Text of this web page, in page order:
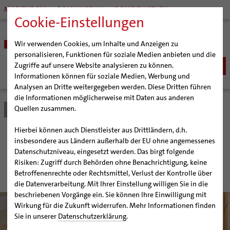
Cookie-Einstellungen
Wir verwenden Cookies, um Inhalte und Anzeigen zu
personalisieren, Funktionen für soziale Medien anbieten und die
Zugriffe auf unsere Website analysieren zu können.
Informationen können für soziale Medien, Werbung und
Analysen an Dritte weitergegeben werden. Diese Dritten führen
die Informationen möglicherweise mit Daten aus anderen
Quellen zusammen.
Hierbei können auch Dienstleister aus Drittländern, d.h.
insbesondere aus Ländern außerhalb der EU ohne angemessenes
Datenschutzniveau, eingesetzt werden. Das birgt folgende
Risiken: Zugriff durch Behörden ohne Benachrichtigung, keine
Betroffenenrechte oder Rechtsmittel, Verlust der Kontrolle über
die Datenverarbeitung. Mit Ihrer Einstellung willigen Sie in die
beschriebenen Vorgänge ein. Sie können Ihre Einwilligung mit
Wirkung für die Zukunft widerrufen. Mehr Informationen finden
Sie in unserer Datenschutzerklärung.
MARIENDOM DOMMUSEUM DOMBIBLIOTHEK
BISTUM
Bischöfe
Weihbischof Dr. Martin Marahrens
Bischof em. Norbert Trelle
Weihbischof em. Bongartz
Weihbischof em. Schwerdtfeger
Weihbischof em. Koitz
Bischof em. Dr. Wüstenberg
Bistum Hildesheim
Bischöfe im Bistum
Hildesheim